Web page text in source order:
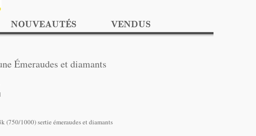
NOUVEAUTÉS VENDUS
Émeraudes et diamants
(750/1000) sertie émeraudes et diamants